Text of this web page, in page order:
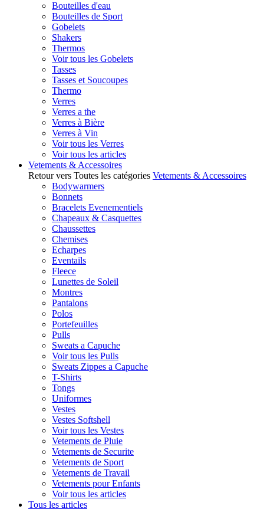
Bouteilles d'eau
Bouteilles de Sport
Gobelets
Shakers
Thermos
Voir tous les Gobelets
Tasses
Tasses et Soucoupes
Thermo
Verres
Verres a the
Verres à Bière
Verres à Vin
Voir tous les Verres
Voir tous les articles
Vetements & Accessoires
Retour vers Toutes les catégories Vetements & Accessoires
Bodywarmers
Bonnets
Bracelets Evenementiels
Chapeaux & Casquettes
Chaussettes
Chemises
Echarpes
Eventails
Fleece
Lunettes de Soleil
Montres
Pantalons
Polos
Portefeuilles
Pulls
Sweats a Capuche
Voir tous les Pulls
Sweats Zippes a Capuche
T-Shirts
Tongs
Uniformes
Vestes
Vestes Softshell
Voir tous les Vestes
Vetements de Pluie
Vetements de Securite
Vetements de Sport
Vetements de Travail
Vetements pour Enfants
Voir tous les articles
Tous les articles